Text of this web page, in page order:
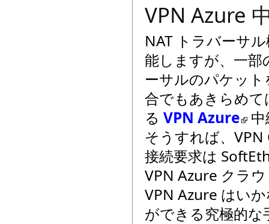
VPN Azure
NAT トラバーサ
能しますが、一
ーサルのパケッ
合でもあきらめ
る VPN Azure
そうすれば、
接続要求は
VPN Azure クラ
VPN Azure はい
ができる究極的な